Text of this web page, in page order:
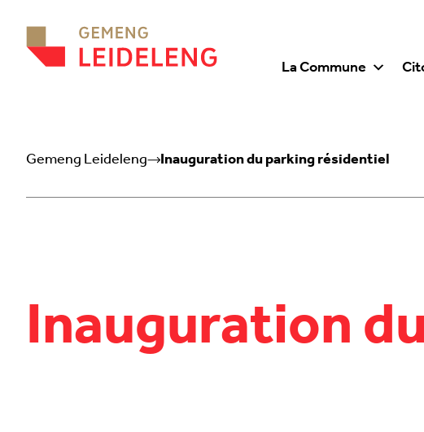
La Commune
Gemeng Leideleng Inauguration du parking résidentiel
Inauguration